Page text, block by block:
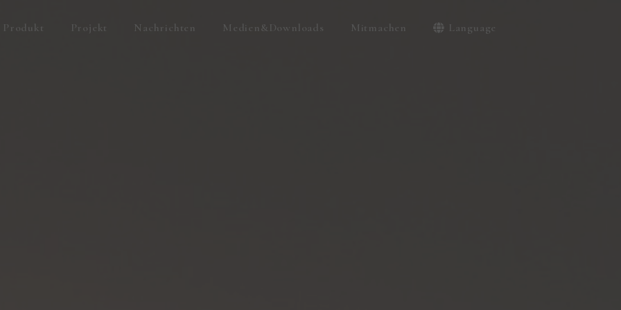
Produkt Projekt Nachrichten Medien&Downloads Mitmachen Language